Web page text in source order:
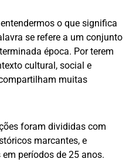
o que significa
se refere a um conjunto
época. Por terem
cultural, social e
muitas
foram divididas com
marcantes, e
períodos de 25 anos.